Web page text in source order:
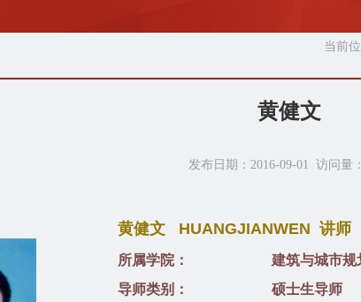
当前位
黄健文
发布日期：2016-09-01 访问量：
黄健文HUANGJIANWEN 讲师
所属学院：
建筑与城市规
导师类别：
硕士生导师